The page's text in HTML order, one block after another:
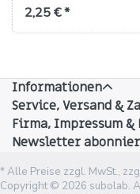
HDPE schwarz — GL 45
2,25 € *
Informationen
Service, Versand &
Firma, Impressum &
Newsletter
* Alle Preise zzgl. MwSt.,
Copyright © 2026 subolab.